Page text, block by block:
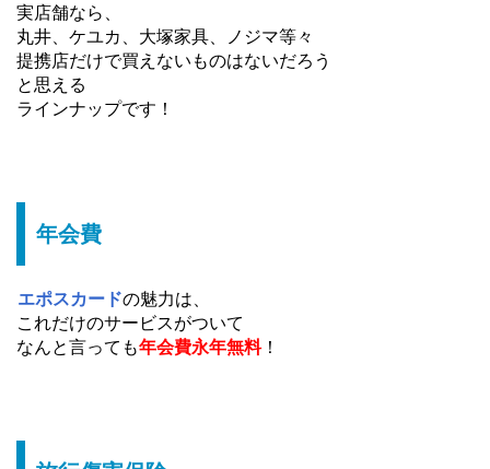
実店舗なら、
丸井、ケユカ、大塚家具、ノジマ等々
提携店だけで買えないものはないだろう
と思える
ラインナップです！
年会費
エポスカードの魅力は、
これだけのサービスがついて
なんと言っても年会費永年無料！